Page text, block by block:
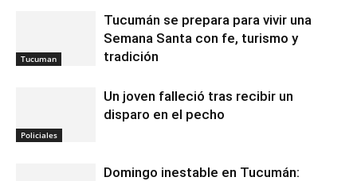
Tucuman
Tucumán se prepara para vivir una
Semana Santa con fe, turismo y
tradición
Policiales
Un joven falleció tras recibir un
disparo en el pecho
Domingo inestable en Tucumán: